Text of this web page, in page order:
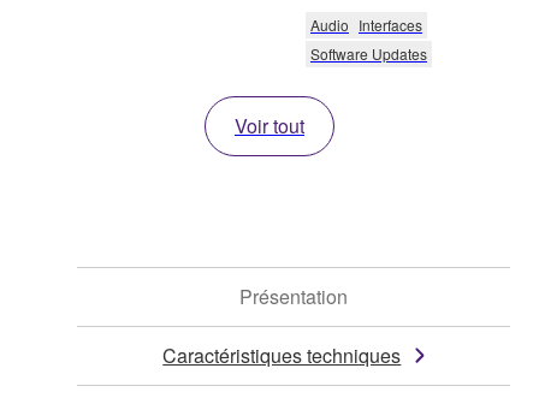
Audio Interfaces
Software Updates
Voir tout
Présentation
Caractéristiques techniques